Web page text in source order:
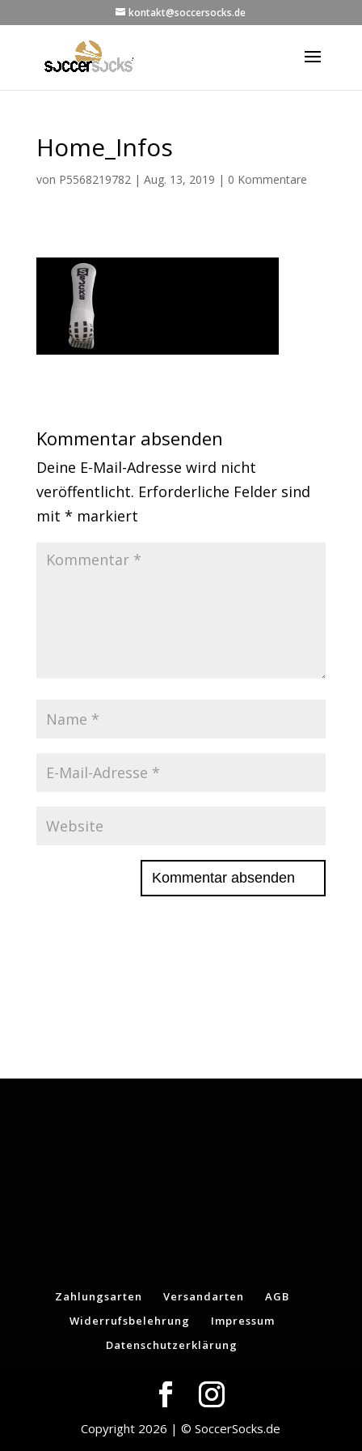
kontakt@soccersocks.de
Home_Infos
von P5568219782| Aug. 13, 2019 | 0 Kommentare
Kommentar absenden
Deine E-Mail-Adresse wird nicht
veröffentlicht. Erforderliche Felder sind
mit * markiert
Zahlungsarten Versandarten
AGB
Widerrufsbelehrung
Impressum
Datenschutzerklärung
Copyright 2026 | © SoccerSocks.de